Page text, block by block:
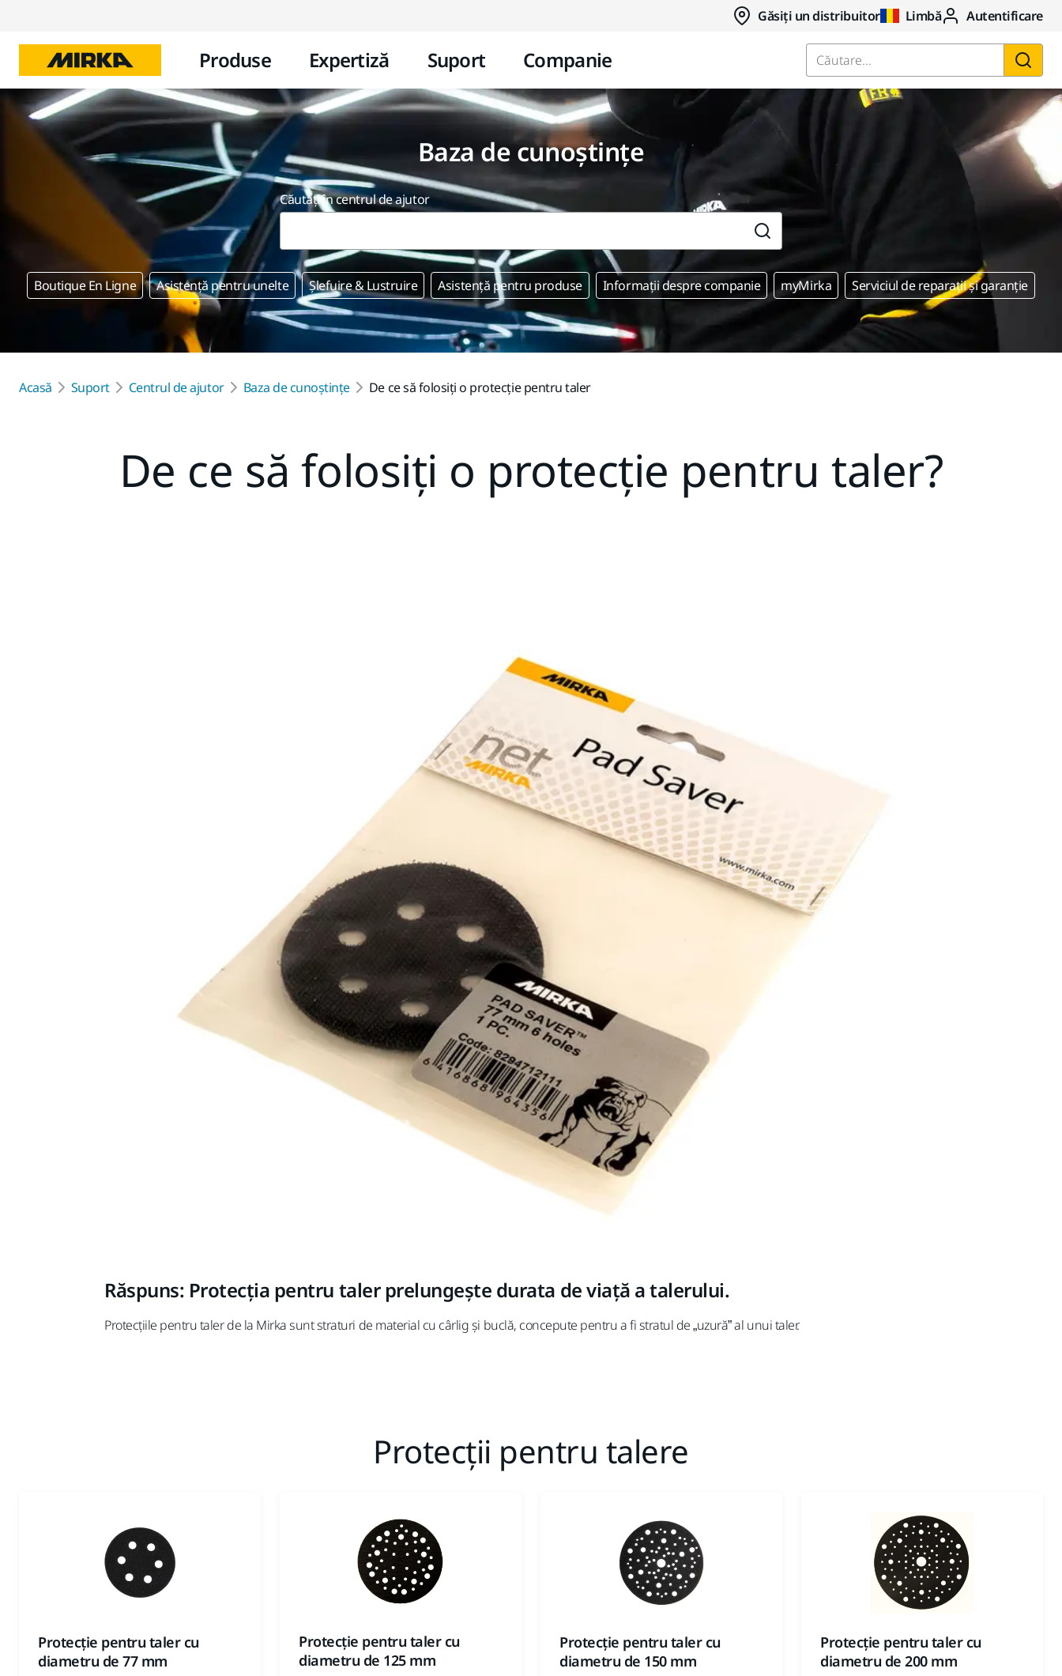
Găsiți un distribuitor Limbă Autentificare
Produse Expertiză Suport Companie Căutare...
Baza de cunoștințe
Căutați în centrul de ajutor
Boutique En Ligne Asistență pentru unelte Șlefuire & Lustruire Asistență pentru produse Informații despre companie myMirka Serviciul de reparații și garanție
Acasă Suport Centrul de ajutor Baza de cunoștințe De ce să folosiți o protecție pentru taler
De ce să folosiți o protecție pentru taler?
Răspuns: Protecția pentru taler prelungește durata de viață a talerului.
Protecțiile pentru taler de la Mirka sunt straturi de material cu cârlig și buclă, concepute pentru a fi stratul de „uzură” al unui taler.
Protecții pentru talere
Protecție pentru taler cu
diametru de 77 mm
Protecție pentru taler cu
diametru de 125 mm
Protecție pentru taler cu
diametru de 150 mm
Protecție pentru taler cu
diametru de 200 mm